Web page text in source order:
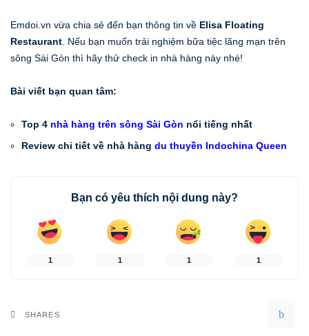
Emdoi.vn vừa chia sẻ đến bạn thông tin về Elisa Floating
Restaurant. Nếu bạn muốn trải nghiệm bữa tiệc lãng mạn trên
sông Sài Gòn thì hãy thử check in nhà hàng này nhé!
Bài viết bạn quan tâm:
Top 4 nhà hàng trên sông Sài Gòn nổi tiếng nhất
Review chi tiết về nhà hàng du thuyền Indochina Queen
Bạn có yêu thích nội dung này?
1 1 1 1
SHARES